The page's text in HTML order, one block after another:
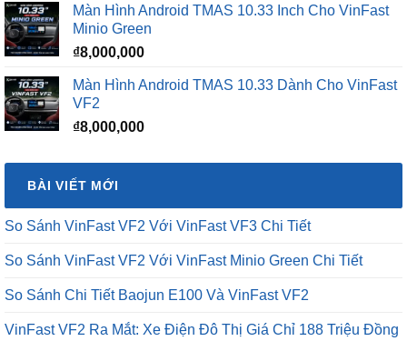
₫16,500,000.là:
Màn Hình Android TMAS 10.33 Inch Cho VinFast
Minio Green
₫8,000,000
Màn Hình Android TMAS 10.33 Dành Cho VinFast
VF2
₫8,000,000
BÀI VIẾT MỚI
So Sánh VinFast VF2 Với VinFast VF3 Chi Tiết
So Sánh VinFast VF2 Với VinFast Minio Green Chi Tiết
So Sánh Chi Tiết Baojun E100 Và VinFast VF2
VinFast VF2 Ra Mắt: Xe Điện Đô Thị Giá Chỉ 188 Triệu Đồng